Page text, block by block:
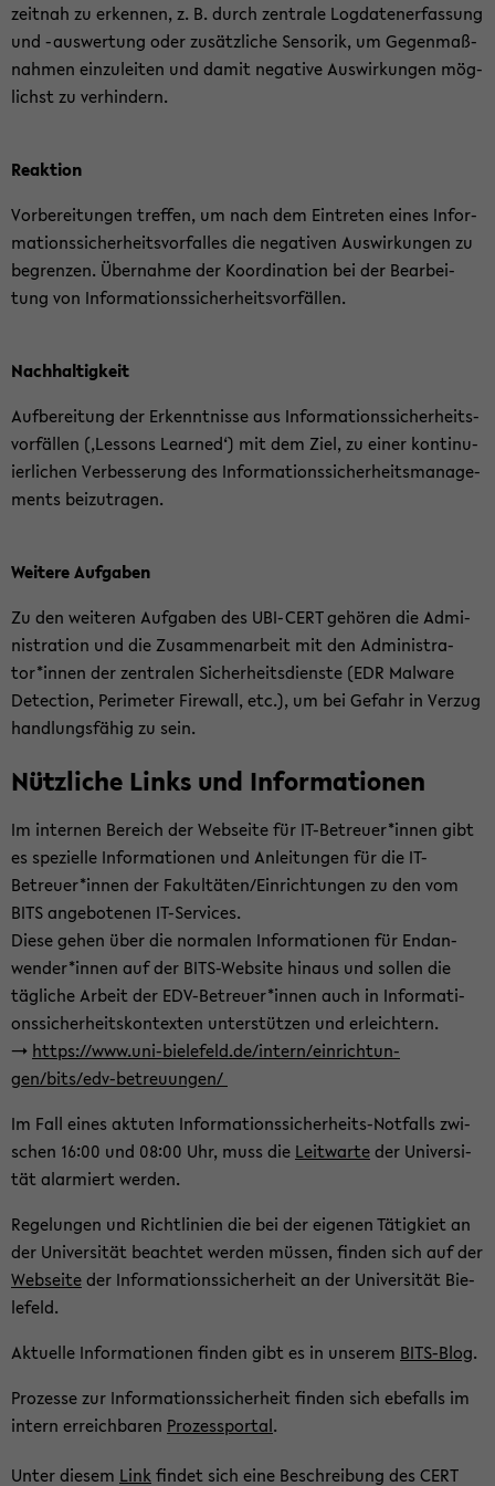
zeit­nah zu er­ken­nen, z. B. durch zen­tra­le Log­da­ten­er­fas­sung
und -​auswertung oder zu­sätz­li­che Sen­so­rik, um Ge­gen­maß­
nah­men ein­zu­lei­ten und damit ne­ga­ti­ve Aus­wir­kun­gen mög­
lichst zu ver­hin­dern.
Re­ak­ti­on
Vor­be­rei­tun­gen tref­fen, um nach dem Ein­tre­ten eines In­for­
ma­ti­ons­si­cher­heits­vor­fal­les die ne­ga­ti­ven Aus­wir­kun­gen zu
be­gren­zen. Über­nah­me der Ko­or­di­na­ti­on bei der Be­ar­bei­
tung von In­for­ma­ti­ons­si­cher­heits­vor­fäl­len.
Nach­hal­tig­keit
Auf­be­rei­tung der Er­kennt­nis­se aus In­for­ma­ti­ons­si­cher­heits­
vor­fäl­len (‚Les­sons Lear­ned‘) mit dem Ziel, zu einer kon­ti­nu­
ier­li­chen Ver­bes­se­rung des In­for­ma­ti­ons­si­cher­heits­ma­nage­
ments bei­zu­tra­gen.
Wei­te­re Auf­ga­ben
Zu den wei­te­ren Auf­ga­ben des UBI-​CERT ge­hö­ren die Ad­mi­
nis­tra­ti­on und die Zu­sam­men­ar­beit mit den Ad­mi­nis­tra­
tor*innen der zen­tra­len Si­cher­heits­diens­te (EDR Mal­wa­re
De­tec­tion, Pe­ri­me­ter Fire­wall, etc.), um bei Ge­fahr in Ver­zug
hand­lungs­fä­hig zu sein.
Nütz­li­che Links und In­for­ma­tio­nen
Im in­ter­nen Be­reich der Web­sei­te für IT-​Betreuer*innen gibt
es spe­zi­el­le In­for­ma­tio­nen und An­lei­tun­gen für die IT-​
Betreuer*innen der Fa­kul­tä­ten/Ein­rich­tun­gen zu den vom
BITS an­ge­bo­te­nen IT-​Services.
Diese gehen über die nor­ma­len In­for­ma­tio­nen für End­an­
wen­der*innen auf der BITS-​Website hin­aus und sol­len die
täg­li­che Ar­beit der EDV-​Betreuer*innen auch in In­for­ma­ti­
ons­si­cher­heits­kon­tex­ten un­ter­stüt­zen und er­leich­tern.
-> https://www.uni-​bielefeld.de/in­tern/ein­rich­tun­
gen/bits/edv-​betreuungen/
Im Fall eines ak­tu­ten Informationssicherheits-​Notfalls zwi­
schen 16:00 und 08:00 Uhr, muss die Leit­war­teder Uni­ver­si­
tät alar­miert wer­den.
Re­ge­lun­gen und Richt­li­ni­en die bei der ei­ge­nen Tä­tig­kiet an
der Uni­ver­si­tät be­ach­tet wer­den müs­sen, fin­den sich auf der
Web­sei­teder In­for­ma­ti­ons­si­cher­heit an der Uni­ver­si­tät Bie­
le­feld.
Ak­tu­el­le In­for­ma­tio­nen fin­den gibt es in un­se­rem BITS-​Blog.
Pro­zes­se zur In­for­ma­ti­ons­si­cher­heit fin­den sich ebe­falls im
in­tern er­reich­ba­ren Pro­zesspor­tal.
Unter die­sem Linkfin­det sich eine Be­schrei­bung des CERT